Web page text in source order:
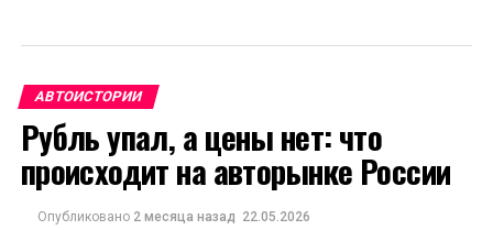
АВТОИСТОРИИ
Рубль упал, а цены нет: что
происходит на авторынке России
Опубликовано 2 месяца назад 22.05.2026